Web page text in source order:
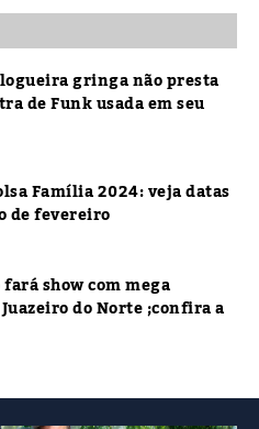
gringa não presta
de Funk usada em seu
Família 2024: veja datas
de fevereiro
show com mega
do Norte ;confira a